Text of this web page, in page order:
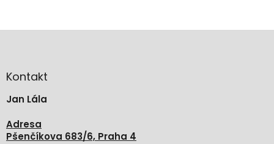
aKontakt
Jan Lála
Adresa
Pšenčíkova 683/6, Praha 4